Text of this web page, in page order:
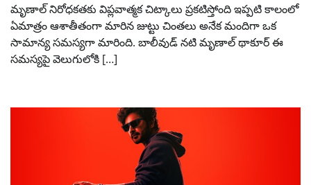
మృణాల్ నిరోధకతకు విప్లవాత్మక చిట్కాలు ప్రకటిస్తోంది ఇప్పటి కాలంలో
ఏమాత్రం ఆశాతీతంగా మారిన జుట్టు చింతలు అనేక మందిగా ఒక
సామాన్య సమస్యగా మారింది. బాలీవుడ్ నటి మృణాల్ థాకూర్ ఈ
సమస్యపై వెలుగులోకి […]